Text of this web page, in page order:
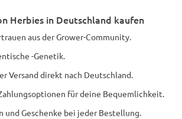
Herbies in Deutschland kaufen
aus der Grower-Community.
-Genetik.
Versand direkt nach Deutschland.
für deine Bequemlichkeit.
und Geschenke bei jeder Bestellung.